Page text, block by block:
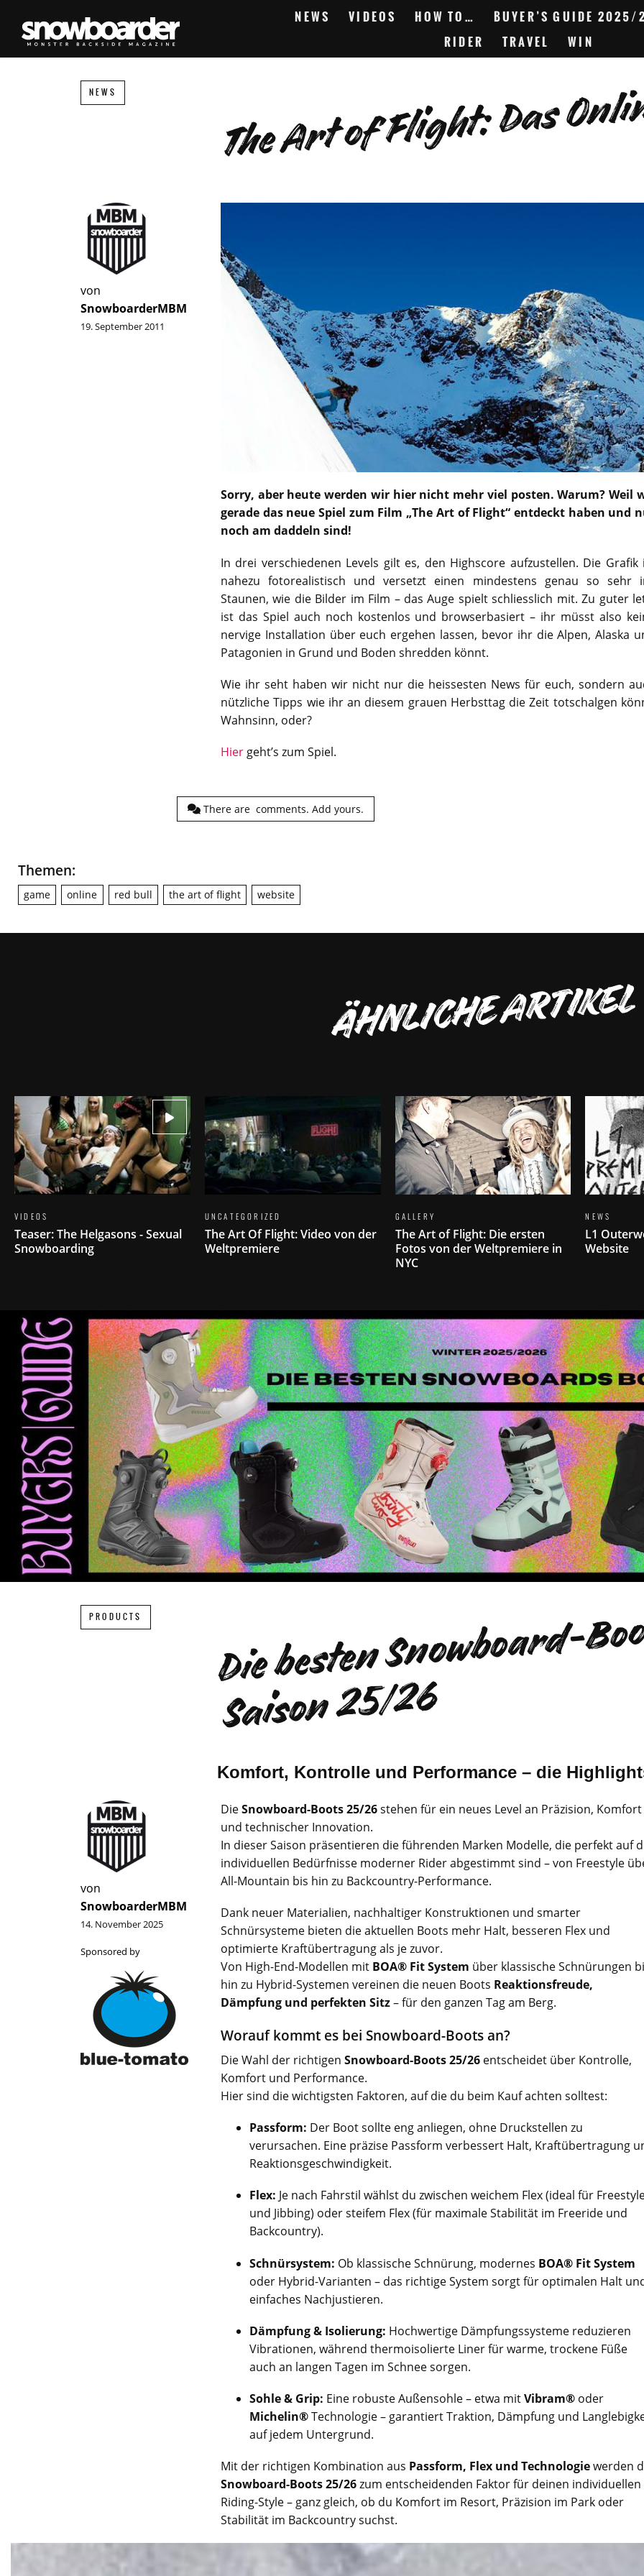
NEWS VIDEOS HOW TO… BUYER’S GUIDE 2025/
RIDER
TRAVEL WIN
NEWS The Art of Flight: Das
von
SnowboarderMBM
19. September 2011
Sorry, aber heute werden wir hier nicht mehr viel posten. Warum? Weil
gerade das neue Spiel zum Film „The Art of Flight“ entdeckt haben und
noch am daddeln sind!
In drei verschiedenen Levels gilt es, den Highscore aufzustellen. Die Grafik
nahezu fotorealistisch und versetzt einen mindestens genau so sehr
Staunen, wie die Bilder im Film – das Auge spielt schliesslich mit. Zu guter
ist das Spiel auch noch kostenlos und browserbasiert – ihr müsst also
nervige Installation über euch ergehen lassen, bevor ihr die Alpen, Alaska
Patagonien in Grund und Boden shredden könnt.
Wie ihr seht haben wir nicht nur die heissesten News für euch, sondern
nützliche Tipps wie ihr an diesem grauen Herbsttag die Zeit totschalgen
Wahnsinn, oder?
Hier geht’s zum Spiel.
There are comments.Add yours.
Themen:
game online red bull the art of flight website
ÄHNLICHE ARTIKEL
VIDEOS
Teaser: The Helgasons - Sexual
Snowboarding
UNCATEGORIZED
The Art Of Flight: Video von der
Weltpremiere
GALLERY
The Art of Flight: Die ersten
Fotos von der Weltpremiere in
NYC
NEWS
L1
Website
PRODUCTS
6
Komfort, Kontrolle und Performance – die
von
SnowboarderMBM
14. November 2025
Sponsored by
DieSnowboard-Boots 25/26stehen für ein neues Level an Präzision, Komfort
und technischer Innovation.
In dieser Saison präsentieren die führenden Marken Modelle, die perfekt auf
individuellen Bedürfnisse moderner Rider abgestimmt sind – von Freestyle
All-Mountain bis hin zu Backcountry-Performance.
Dank neuer Materialien, nachhaltiger Konstruktionen und smarter
Schnürsysteme bieten die aktuellen Boots mehr Halt, besseren Flex und
optimierte Kraftübertragung als je zuvor.
Von High-End-Modellen mit BOA® Fit System über klassische Schnürungen
hin zu Hybrid-Systemen vereinen die neuen Boots Reaktionsfreude,
Dämpfung und perfekten Sitz– für den ganzen Tag am Berg.
Worauf kommt es bei Snowboard-Boots an?
Die Wahl der richtigen Snowboard-Boots 25/26 entscheidet über Kontrolle,
Komfort und Performance.
Hier sind die wichtigsten Faktoren, auf die du beim Kauf achten solltest:
Passform: Der Boot sollte eng anliegen, ohne Druckstellen zu
verursachen. Eine präzise Passform verbessert Halt, Kraftübertragung
Reaktionsgeschwindigkeit.
Flex: Je nach Fahrstil wählst du zwischen weichem Flex (ideal für
und Jibbing) oder steifem Flex (für maximale Stabilität im Freeride und
Backcountry).
Schnürsystem: Ob klassische Schnürung, modernes BOA® Fit System
oder Hybrid-Varianten – das richtige System sorgt für optimalen Halt
einfaches Nachjustieren.
Dämpfung & Isolierung: Hochwertige Dämpfungssysteme reduzieren
Vibrationen, während thermoisolierte Liner für warme, trockene Füße
auch an langen Tagen im Schnee sorgen.
Sohle & Grip: Eine robuste Außensohle – etwa mitVibram® oder
Michelin®Technologie – garantiert Traktion, Dämpfung und
auf jedem Untergrund.
Mit der richtigen Kombination aus Passform, Flex und Technologiewerden
Snowboard-Boots 25/26zum entscheidenden Faktor für deinen individuellen
Riding-Style – ganz gleich, ob du Komfort im Resort, Präzision im Park oder
Stabilität im Backcountry suchst.